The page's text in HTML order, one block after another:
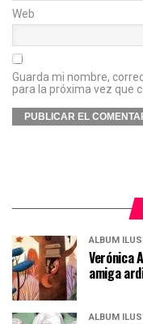
Web
Guarda mi nombre,
para la próxima vez que
ÁLBUM
Verónica
amiga
ÁLBUM